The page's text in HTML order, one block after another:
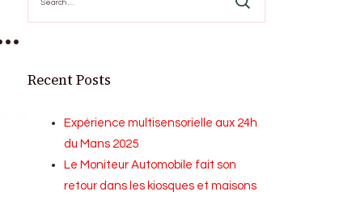
Recent Posts
Expérience multisensorielle aux 24h
du Mans 2025
Le Moniteur Automobile fait son
retour dans les kiosques et maisons